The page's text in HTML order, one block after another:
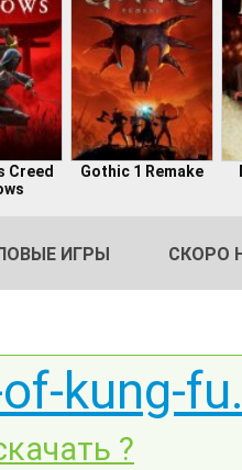
Creed
Gothic 1 Remake
ИГРЫ СКОРО
kung-
?